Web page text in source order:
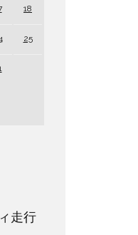
18
25
走行